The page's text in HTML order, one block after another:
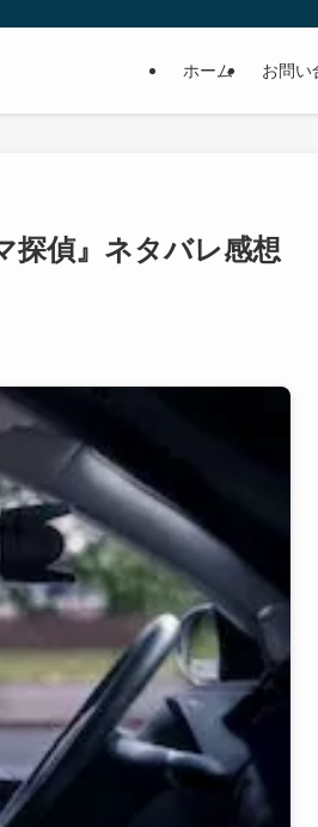
ホーム お問い
探偵』ネタバレ感想